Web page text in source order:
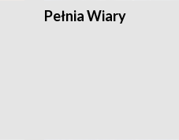
Pełnia Wiary